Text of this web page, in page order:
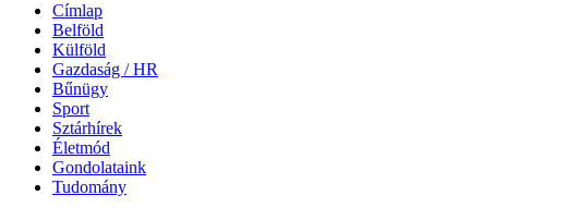
Címlap
Belföld
Külföld
Gazdaság / HR
Bűnügy
Sport
Sztárhírek
Életmód
Gondolataink
Tudomány